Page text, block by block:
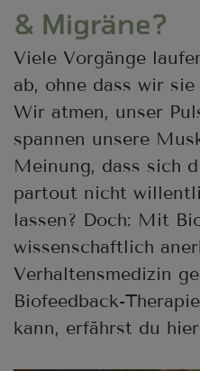
& Migräne?
Viele Vorgänge
ab, ohne dass wir
Wir atmen, unser
spannen unsere
Meinung, dass sich
partout nicht
lassen? Doch: Mit
wissenschaftlich
Verhaltensmedizin
Biofeedback-
kann, erfährst du